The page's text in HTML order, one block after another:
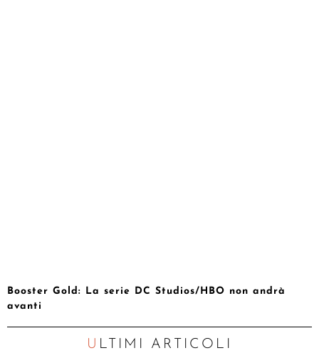
Booster Gold: La serie DC Studios/HBO non andrà
avanti
ULTIMI ARTICOLI